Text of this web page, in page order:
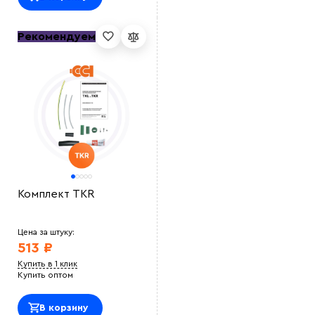
Рекомендуем
Комплект TKR
Цена за штуку:
513 ₽
Купить в 1 клик
Купить оптом
В корзину